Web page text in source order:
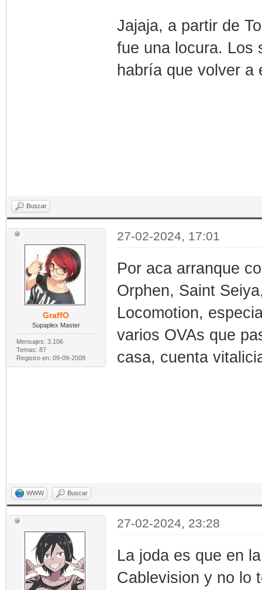
Jajaja, a partir de
fue una locura. Los
habría que volver a
Buscar
GraffO
Supaplex Master
Mensajes: 3.106
Temas: 87
Registro en: 09-09-2008
27-02-2024, 17:01
Por aca arranque
Orphen, Saint
Locomotion,
varios OVAs que
casa, cuenta
WWW Buscar
27-02-2024, 23:28
La joda es que en
Cablevision y no lo